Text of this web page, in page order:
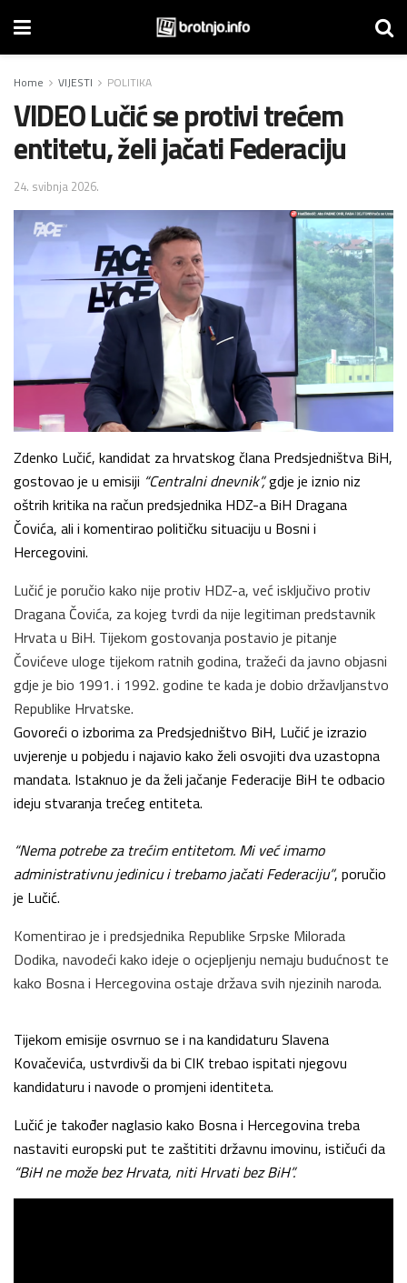
Home VIJESTI POLITIKA
VIDEO Lučić se protivi trećem
entitetu, želi jačati Federaciju
24. svibnja 2026.
Zdenko Lučić, kandidat za hrvatskog člana Predsjedništva BiH,
gostovao je u emisiji “Centralni dnevnik”,gdje je iznio niz
oštrih kritika na račun predsjednika HDZ-a BiH Dragana
Čovića, ali i komentirao političku situaciju u Bosni i
Hercegovini.
Lučić je poručio kako nije protiv HDZ-a, već isključivo protiv
Dragana Čovića, za kojeg tvrdi da nije legitiman predstavnik
Hrvata u BiH. Tijekom gostovanja postavio je pitanje
Čovićeve uloge tijekom ratnih godina, tražeći da javno objasni
gdje je bio 1991. i 1992. godine te kada je dobio državljanstvo
Republike Hrvatske.
Govoreći o izborima za Predsjedništvo BiH, Lučić je izrazio
uvjerenje u pobjedu i najavio kako želi osvojiti dva uzastopna
mandata. Istaknuo je da želi jačanje Federacije BiH te odbacio
ideju stvaranja trećeg entiteta.
“Nema potrebe za trećim entitetom. Mi već imamo
administrativnu jedinicu i trebamo jačati Federaciju”, poručio
je Lučić.
Komentirao je i predsjednika Republike Srpske Milorada
Dodika, navodeći kako ideje o ocjepljenju nemaju budućnost te
kako Bosna i Hercegovina ostaje država svih njezinih naroda.
Tijekom emisije osvrnuo se i na kandidaturu Slavena
Kovačevića, ustvrdivši da bi CIK trebao ispitati njegovu
kandidaturu i navode o promjeni identiteta.
Lučić je također naglasio kako Bosna i Hercegovina treba
nastaviti europski put te zaštititi državnu imovinu, ističući da
“BiH ne može bez Hrvata, niti Hrvati bez BiH”.